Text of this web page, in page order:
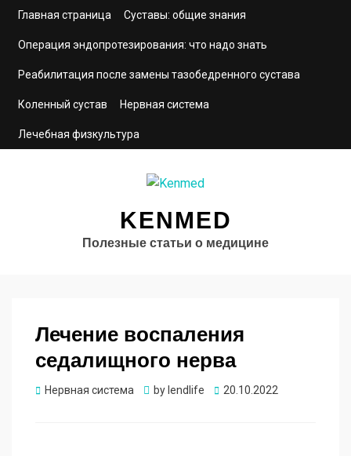
Главная страница Суставы: общие знания
Операция эндопротезирования: что надо знать
Реабилитация после замены тазобедренного сустава
Коленный сустав Нервная система
Лечебная физкультура
KENMED
Полезные статьи о медицине
Лечение воспаления
седалищного нерва
Нервная система by lendlife Опубликовано
20.10.2022